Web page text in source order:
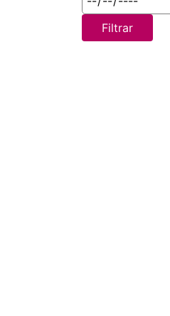
Filtrar